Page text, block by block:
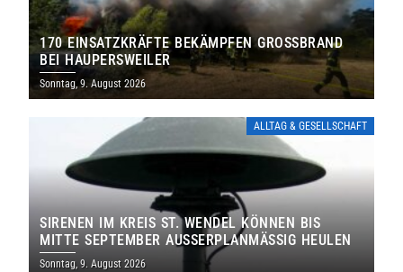
170 EINSATZKRÄFTE BEKÄMPFEN GROSSBRAND B
EI HAUPERSWEILER
Sonntag, 9. August 2026
ALLTAG & GESELLSCHAFT
SIRENEN IM KREIS ST. WENDEL KÖNNEN BIS
MITTE SEPTEMBER AUSSERPLANMÄSSIG HEULEN
Sonntag, 9. August 2026